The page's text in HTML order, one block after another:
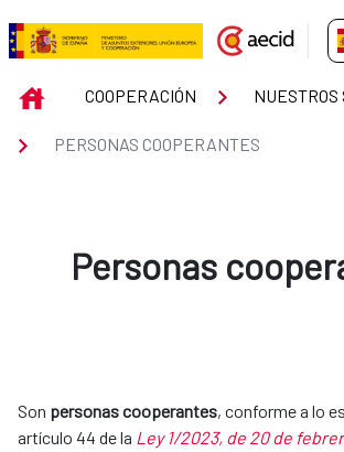
Saltar al contenido principal
Personas cooperantes
INICIOCOOPERACIÓN NUESTROS
PERSONAS COOPERANTES
Personas
Son personas cooperantes, conforme a lo
artículo 44 de la Ley 1/2023, de 20 de